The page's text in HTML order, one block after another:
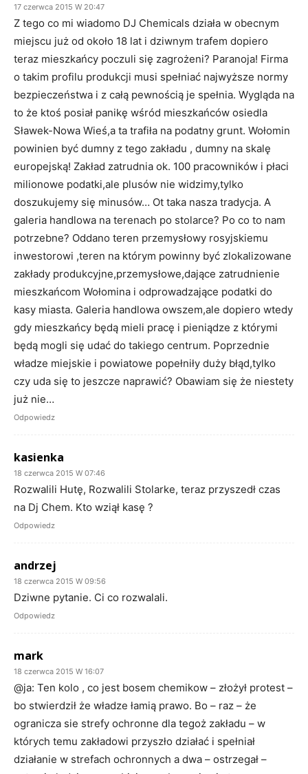
17 czerwca 2015 W 20:47
Z tego co mi wiadomo DJ Chemicals działa w obecnym
miejscu już od około 18 lat i dziwnym trafem dopiero
teraz mieszkańcy poczuli się zagrożeni? Paranoja! Firma
o takim profilu produkcji musi spełniać najwyższe normy
bezpieczeństwa i z całą pewnością je spełnia. Wygląda na
to że ktoś posiał panikę wśród mieszkańców osiedla
Sławek-Nowa Wieś,a ta trafiła na podatny grunt. Wołomin
powinien być dumny z tego zakładu , dumny na skalę
europejską! Zakład zatrudnia ok. 100 pracowników i płaci
milionowe podatki,ale plusów nie widzimy,tylko
doszukujemy się minusów… Ot taka nasza tradycja. A
galeria handlowa na terenach po stolarce? Po co to nam
potrzebne? Oddano teren przemysłowy rosyjskiemu
inwestorowi ,teren na którym powinny być zlokalizowane
zakłady produkcyjne,przemysłowe,dające zatrudnienie
mieszkańcom Wołomina i odprowadzające podatki do
kasy miasta. Galeria handlowa owszem,ale dopiero wtedy
gdy mieszkańcy będą mieli pracę i pieniądze z którymi
będą mogli się udać do takiego centrum. Poprzednie
władze miejskie i powiatowe popełniły duży błąd,tylko
czy uda się to jeszcze naprawić? Obawiam się że niestety
już nie…
Odpowiedz
kasienka
18 czerwca 2015 W 07:46
Rozwalili Hutę, Rozwalili Stolarke, teraz przyszedł czas
na Dj Chem. Kto wziął kasę ?
Odpowiedz
andrzej
18 czerwca 2015 W 09:56
Dziwne pytanie. Ci co rozwalali.
Odpowiedz
mark
18 czerwca 2015 W 16:07
@ja: Ten kolo , co jest bosem chemikow – złożył protest –
bo stwierdził że władze łamią prawo. Bo – raz – że
ogranicza sie strefy ochronne dla tegoż zakładu – w
których temu zakładowi przyszło działać i spełniał
działanie w strefach ochronnych a dwa – ostrzegał –